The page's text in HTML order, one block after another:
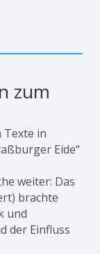
zum
Texte in
Eide“
weiter: Das
brachte
und
der Einfluss